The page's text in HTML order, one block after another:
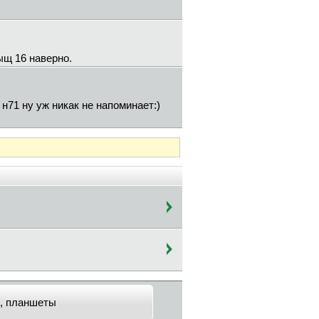
16 наверно.
ну уж никак не напоминает:)
планшеты